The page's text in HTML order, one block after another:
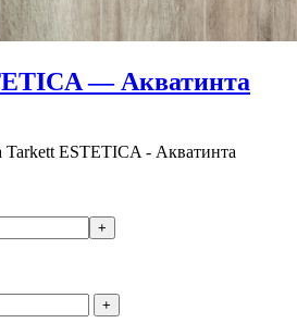
— Акватинта
Tarkett ESTETICA - Акватинта
+
+